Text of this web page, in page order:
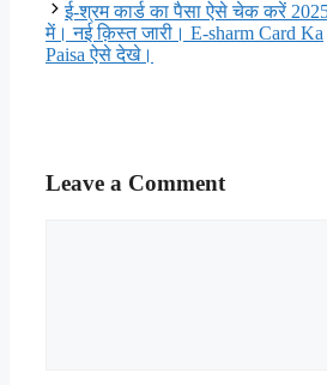
ई-श्रम कार्ड का पैसा ऐसे चेक करें
में। नई क़िस्त जारी। E-sharm Card Ka
Paisa ऐसे देखे।
Leave a Comment